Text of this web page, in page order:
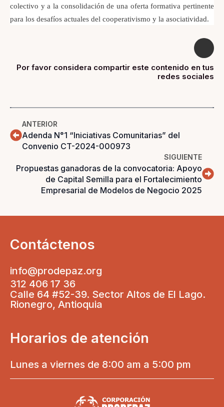
colectivo y a la consolidación de una oferta formativa pertinente
para los desafíos actuales del cooperativismo y la asociatividad.
Por favor considera compartir este contenido en tus
redes sociales
ANTERIOR
Adenda N°1 “Iniciativas Comunitarias” del
Convenio CT-2024-000973
SIGUIENTE
Propuestas ganadoras de la convocatoria: Apoyo
de Capital Semilla para el Fortalecimiento
Empresarial de Modelos de Negocio 2025
Contáctenos
info@prodepaz.org
312 406 17 36
Calle 64 #52-39. Sector Altos de El Lago.
Rionegro, Antioquia
Horarios de atención
Lunes a viernes de 8:00 am a 5:00 pm